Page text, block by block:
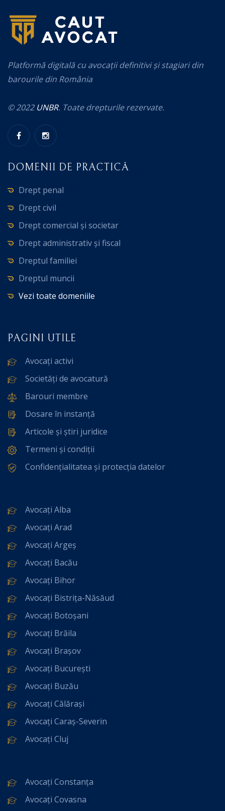
Platformă digitală cu avocații definitivi și stagiari din
barourile din România
© 2022 UNBR. Toate drepturile rezervate.
DOMENII DE PRACTICĂ
Drept penal
Drept civil
Drept comercial și societar
Drept administrativ și fiscal
Dreptul familiei
Dreptul muncii
Vezi toate domeniile
PAGINI UTILE
Avocați activi
Societăți de avocatură
Barouri membre
Dosare în instanță
Articole și știri juridice
Termeni și condiții
Confidențialitatea și protecția datelor
Avocați Alba
Avocați Arad
Avocați Argeș
Avocați Bacău
Avocați Bihor
Avocați Bistrița-Năsăud
Avocați Botoșani
Avocați Brăila
Avocați Brașov
Avocați București
Avocați Buzău
Avocați Călărași
Avocați Caraș-Severin
Avocați Cluj
Avocați Constanța
Avocați Covasna